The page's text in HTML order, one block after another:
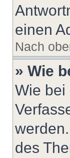
einen
Nach
» Wie
Wie bei
des